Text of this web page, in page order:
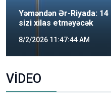
Yəməndən Ər-Riyada:
sizi xilas etməyəcək
8/2/2026 11:47:44 AM
VİDEO